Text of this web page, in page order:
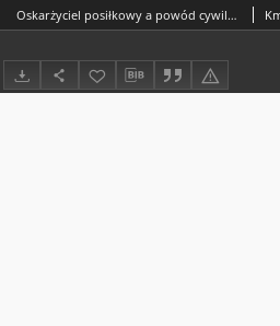
Oskarżyciel posiłkowy a powód cywilny w procesie karnym (analiza założeń ustawowych)